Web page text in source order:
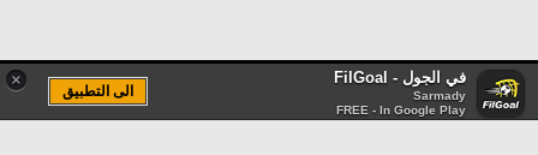
× في الجول - FilGoal
Sarmady
FREE - In Google Play
الى التطبيق